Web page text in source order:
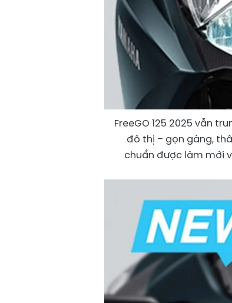
FreeGO 125 2025 vẫn
đô thị – gọn gàng,
chuẩn được làm mới